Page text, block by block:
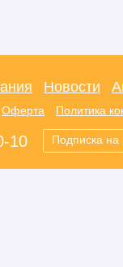
Новости
Оферта Политика
10 Подписка на